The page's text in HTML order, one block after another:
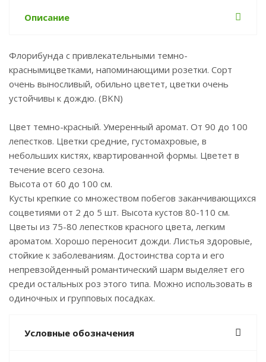
Описание
Флорибунда с привлекательными темно-
краснымицветками, напоминающими розетки. Сорт
очень выносливый, обильно цветет, цветки очень
устойчивы к дождю. (BKN)
Цвет темно-красный. Умеренный аромат. От 90 до 100
лепестков. Цветки средние, густомахровые, в
небольших кистях, квартированной формы. Цветет в
течение всего сезона.
Высота от 60 до 100 см.
Кусты крепкие со множеством побегов заканчивающихся
соцветиями от 2 до 5 шт. Высота кустов 80-110 см.
Цветы из 75-80 лепестков красного цвета, легким
ароматом. Хорошо переносит дожди. Листья здоровые,
стойкие к заболеваниям. Достоинства сорта и его
непревзойденный романтический шарм выделяет его
среди остальных роз этого типа. Можно использовать в
одиночных и групповых посадках.
Условные обозначения